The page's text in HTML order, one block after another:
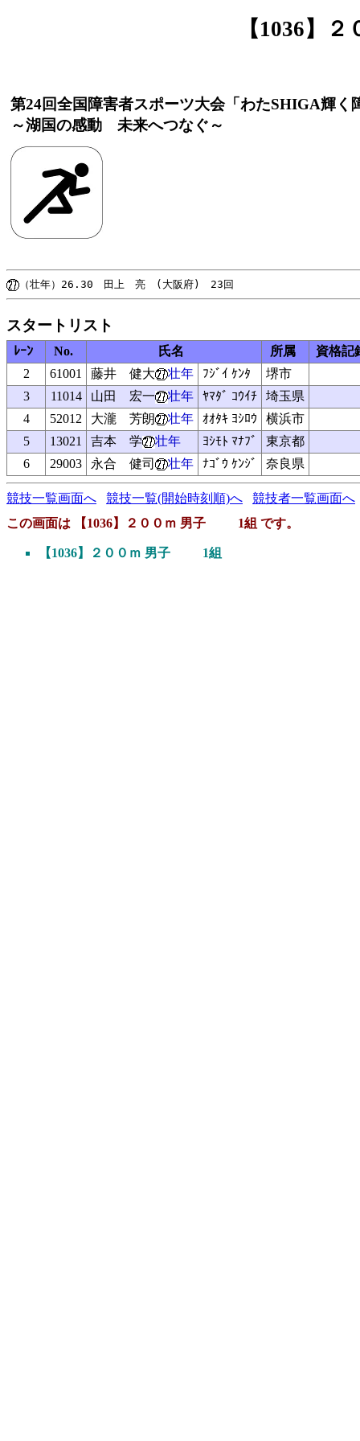
【1036】
第24回全国障害者スポーツ大会「わたSHIGA輝
～湖国の感動 未来へつなぐ～
スタートリスト
ﾚｰﾝ No. 氏名 所属
資格記
2
61001 藤井 健大 壮年 ﾌｼﾞｲ ｹﾝﾀ
堺市
3
11014 山田 宏一 壮年 ﾔﾏﾀﾞ ｺｳｲﾁ
埼玉県
4
52012 大瀧 芳朗 壮年 ｵｵﾀｷ ﾖｼﾛｳ
横浜市
5
13021 吉本 学 壮年 ﾖｼﾓﾄ ﾏﾅﾌﾞ
東京都
6
29003 永合 健司 壮年 ﾅｺﾞｳ ｹﾝｼﾞ 奈良県
競技一覧画面へ 競技一覧(開始時刻順)へ
競技者一覧画面へ
この画面は 【1036】２００ｍ 男子 1組 です。
【1036】２００ｍ 男子 1組